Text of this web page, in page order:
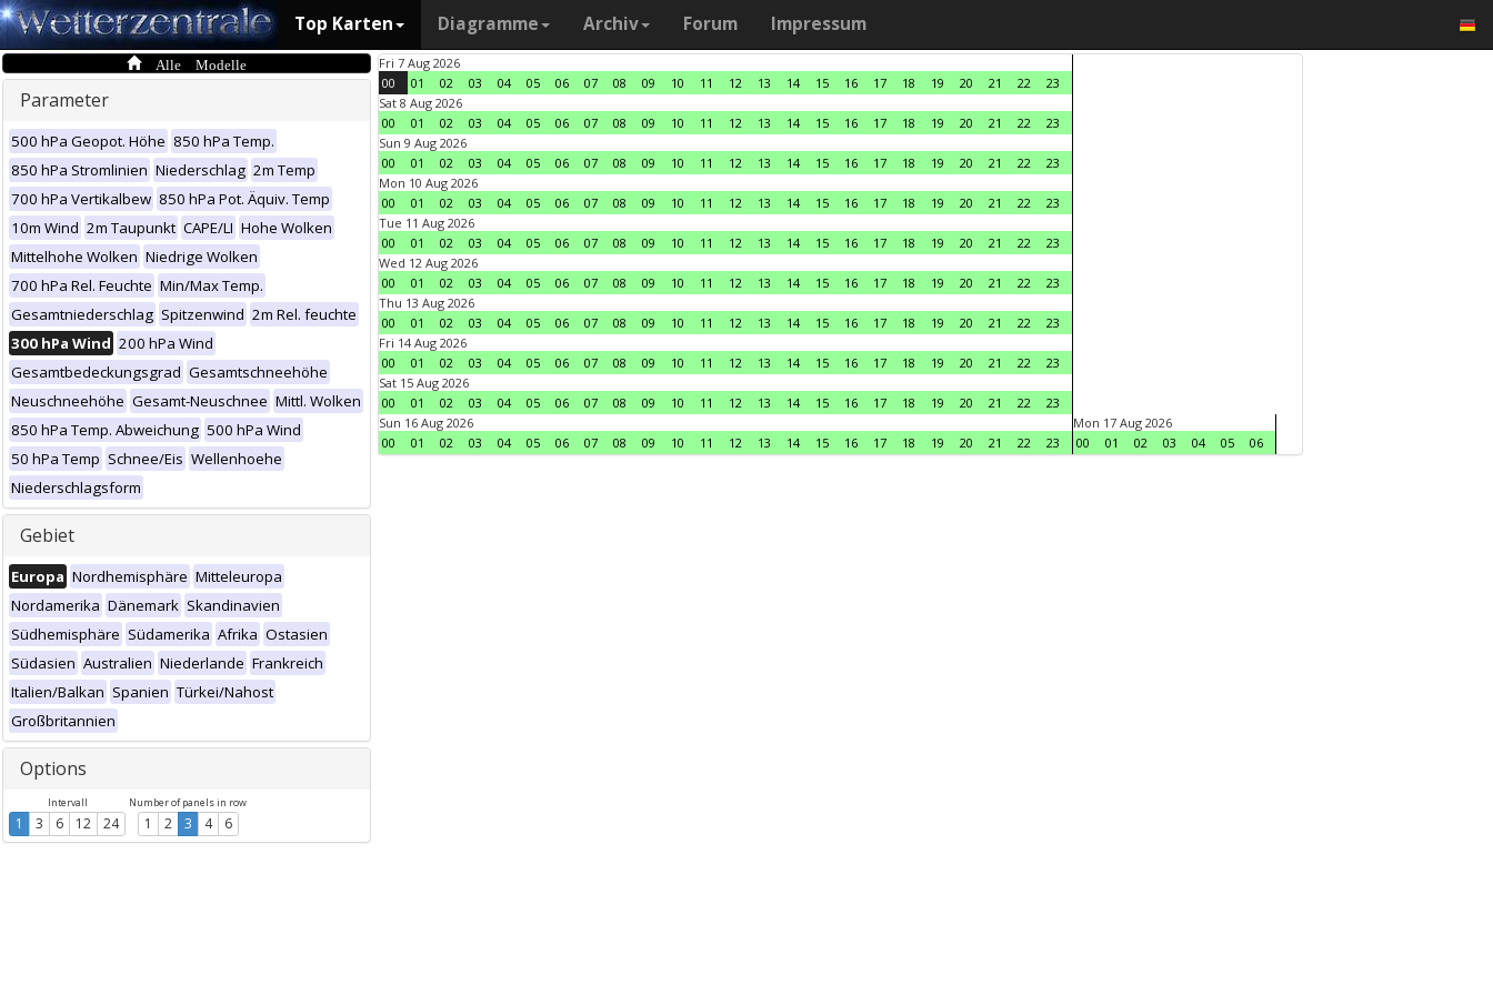
Top Karten Diagramme Archiv Forum Impressum
Alle Modelle
Parameter
500 hPa Geopot. Höhe 850 hPa Temp.
850 hPa Stromlinien Niederschlag 2m Temp
700 hPa Vertikalbew 850 hPa Pot. Äquiv. Temp
10m Wind 2m Taupunkt CAPE/LI Hohe Wolken
Mittelhohe Wolken Niedrige Wolken
700 hPa Rel. Feuchte Min/Max Temp.
Gesamtniederschlag Spitzenwind 2m Rel. feuchte
300 hPa Wind 200 hPa Wind
Gesamtbedeckungsgrad Gesamtschneehöhe
Neuschneehöhe Gesamt-Neuschnee Mittl. Wolken
850 hPa Temp. Abweichung 500 hPa Wind
50 hPa Temp Schnee/Eis Wellenhoehe
Niederschlagsform
Gebiet
Europa Nordhemisphäre Mitteleuropa
Nordamerika Dänemark Skandinavien
Südhemisphäre Südamerika Afrika Ostasien
Südasien Australien Niederlande Frankreich
Italien/Balkan Spanien Türkei/Nahost
Großbritannien
Options
Intervall
1 3 6 12 24
Number of panels in row
1 2 3 4 6
Fri 7 Aug 2026
00
01 02 03 04 05 06 07 08 09 10 11 12 13 14 15 16 17 18 19 20 21 22
23
Sat 8 Aug 2026
00
01 02 03 04 05 06 07 08 09 10 11 12 13 14 15 16 17 18 19 20 21 22
23
Sun 9 Aug 2026
00
01 02 03 04 05 06 07 08 09 10 11 12 13 14 15 16 17 18 19 20 21 22
23
Mon 10 Aug 2026
00
01 02 03 04 05 06 07 08 09 10 11 12 13 14 15 16 17 18 19 20 21 22
23
Tue 11 Aug 2026
00
01 02 03 04 05 06 07 08 09 10 11 12 13 14 15 16 17 18 19 20 21 22
23
Wed 12 Aug 2026
00
01 02 03 04 05 06 07 08 09 10 11 12 13 14 15 16 17 18 19 20 21 22
23
Thu 13 Aug 2026
00
01 02 03 04 05 06 07 08 09 10 11 12 13 14 15 16 17 18 19 20 21 22
23
Fri 14 Aug 2026
00
01 02 03 04 05 06 07 08 09 10 11 12 13 14 15 16 17 18 19 20 21 22
23
Sat 15 Aug 2026
00
01 02 03 04 05 06 07 08 09 10 11 12 13 14 15 16 17 18 19 20 21 22
23
Sun 16 Aug 2026
00
01 02 03 04 05 06 07 08 09 10 11 12 13 14 15 16 17 18 19 20 21 22 23
Mon 17 Aug 2026
00
01 02 03 04 05 06